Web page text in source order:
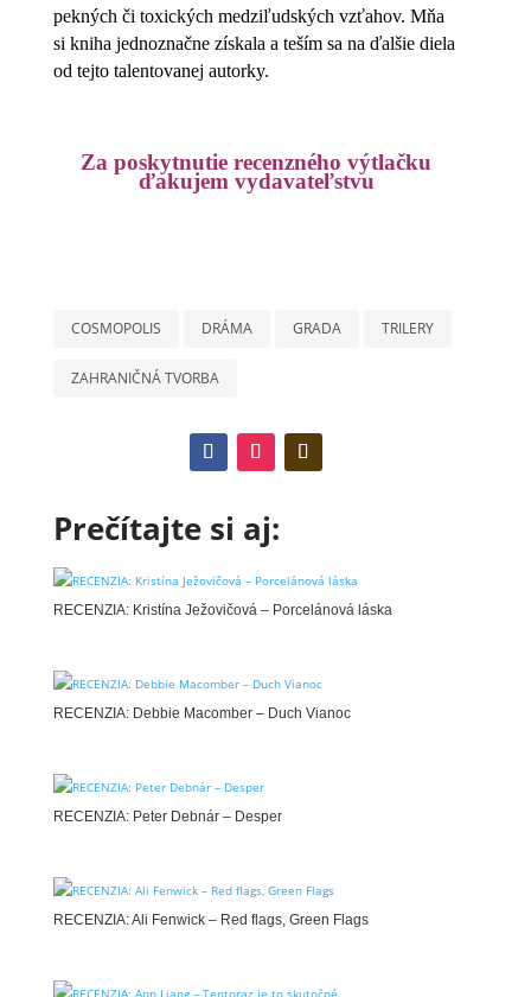
pekných či toxických medziľudských vzťahov. Mňa
si kniha jednoznačne získala a teším sa na ďalšie diela
od tejto talentovanej autorky.
Za poskytnutie recenzného výtlačku
ďakujem vydavateľstvu
COSMOPOLIS DRÁMA GRADA TRILERY
ZAHRANIČNÁ TVORBA
Prečítajte si aj:
RECENZIA: Kristína Ježovičová – Porcelánová láska
RECENZIA: Debbie Macomber – Duch Vianoc
RECENZIA: Peter Debnár – Desper
RECENZIA: Ali Fenwick – Red flags, Green Flags